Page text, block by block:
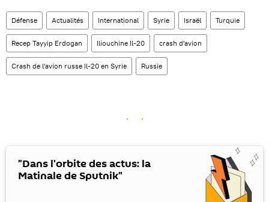
Défense Actualités International Syrie Israël Turquie
Recep Tayyip Erdogan Iliouchine Il-20 crash d'avion
Crash de l'avion russe Il-20 en Syrie Russie
"Dans l'orbite des actus: la
Matinale de Sputnik"